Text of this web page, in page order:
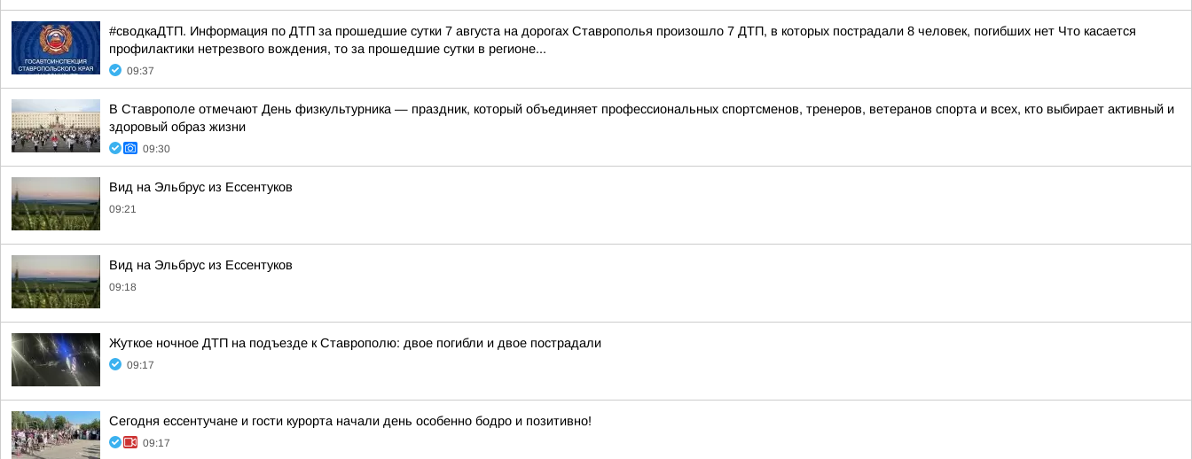
#сводкаДТП. Информация по ДТП за прошедшие сутки 7 августа на дорогах Ставрополья произошло 7 ДТП, в которых пострадали 8 человек, погибших нет Что касается
профилактики нетрезвого вождения, то за прошедшие сутки в регионе...
09:37
В Ставрополе отмечают День физкультурника — праздник, который объединяет профессиональных спортсменов, тренеров, ветеранов спорта и всех, кто выбирает активный и
здоровый образ жизни
09:30
Вид на Эльбрус из Ессентуков
09:21
Вид на Эльбрус из Ессентуков
09:18
Жуткое ночное ДТП на подъезде к Ставрополю: двое погибли и двое пострадали
09:17
Сегодня ессентучане и гости курорта начали день особенно бодро и позитивно!
09:17